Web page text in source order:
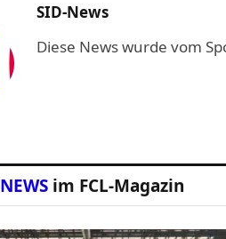
SID-News
Diese News wurde vom
NEWS im FCL-Magazin